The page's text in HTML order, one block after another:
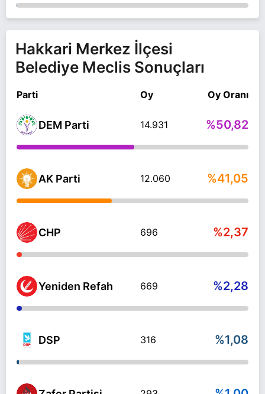
Hakkari Merkez İlçesi
Belediye Meclis Sonuçları
Parti Oy Oy Oranı
DEM Parti 14.931 %50,82
AK Parti 12.060 %41,05
CHP 696 %2,37
Yeniden Refah 669 %2,28
DSP 316 %1,08